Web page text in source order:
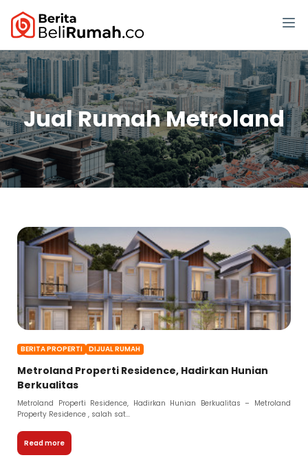
Jual Rumah Metroland
BERITA PROPERTI DIJUAL RUMAH
Metroland Properti Residence, Hadirkan Hunian
Berkualitas
Metroland Properti Residence, Hadirkan Hunian Berkualitas – Metroland
Property Residence , salah sat...
Read more